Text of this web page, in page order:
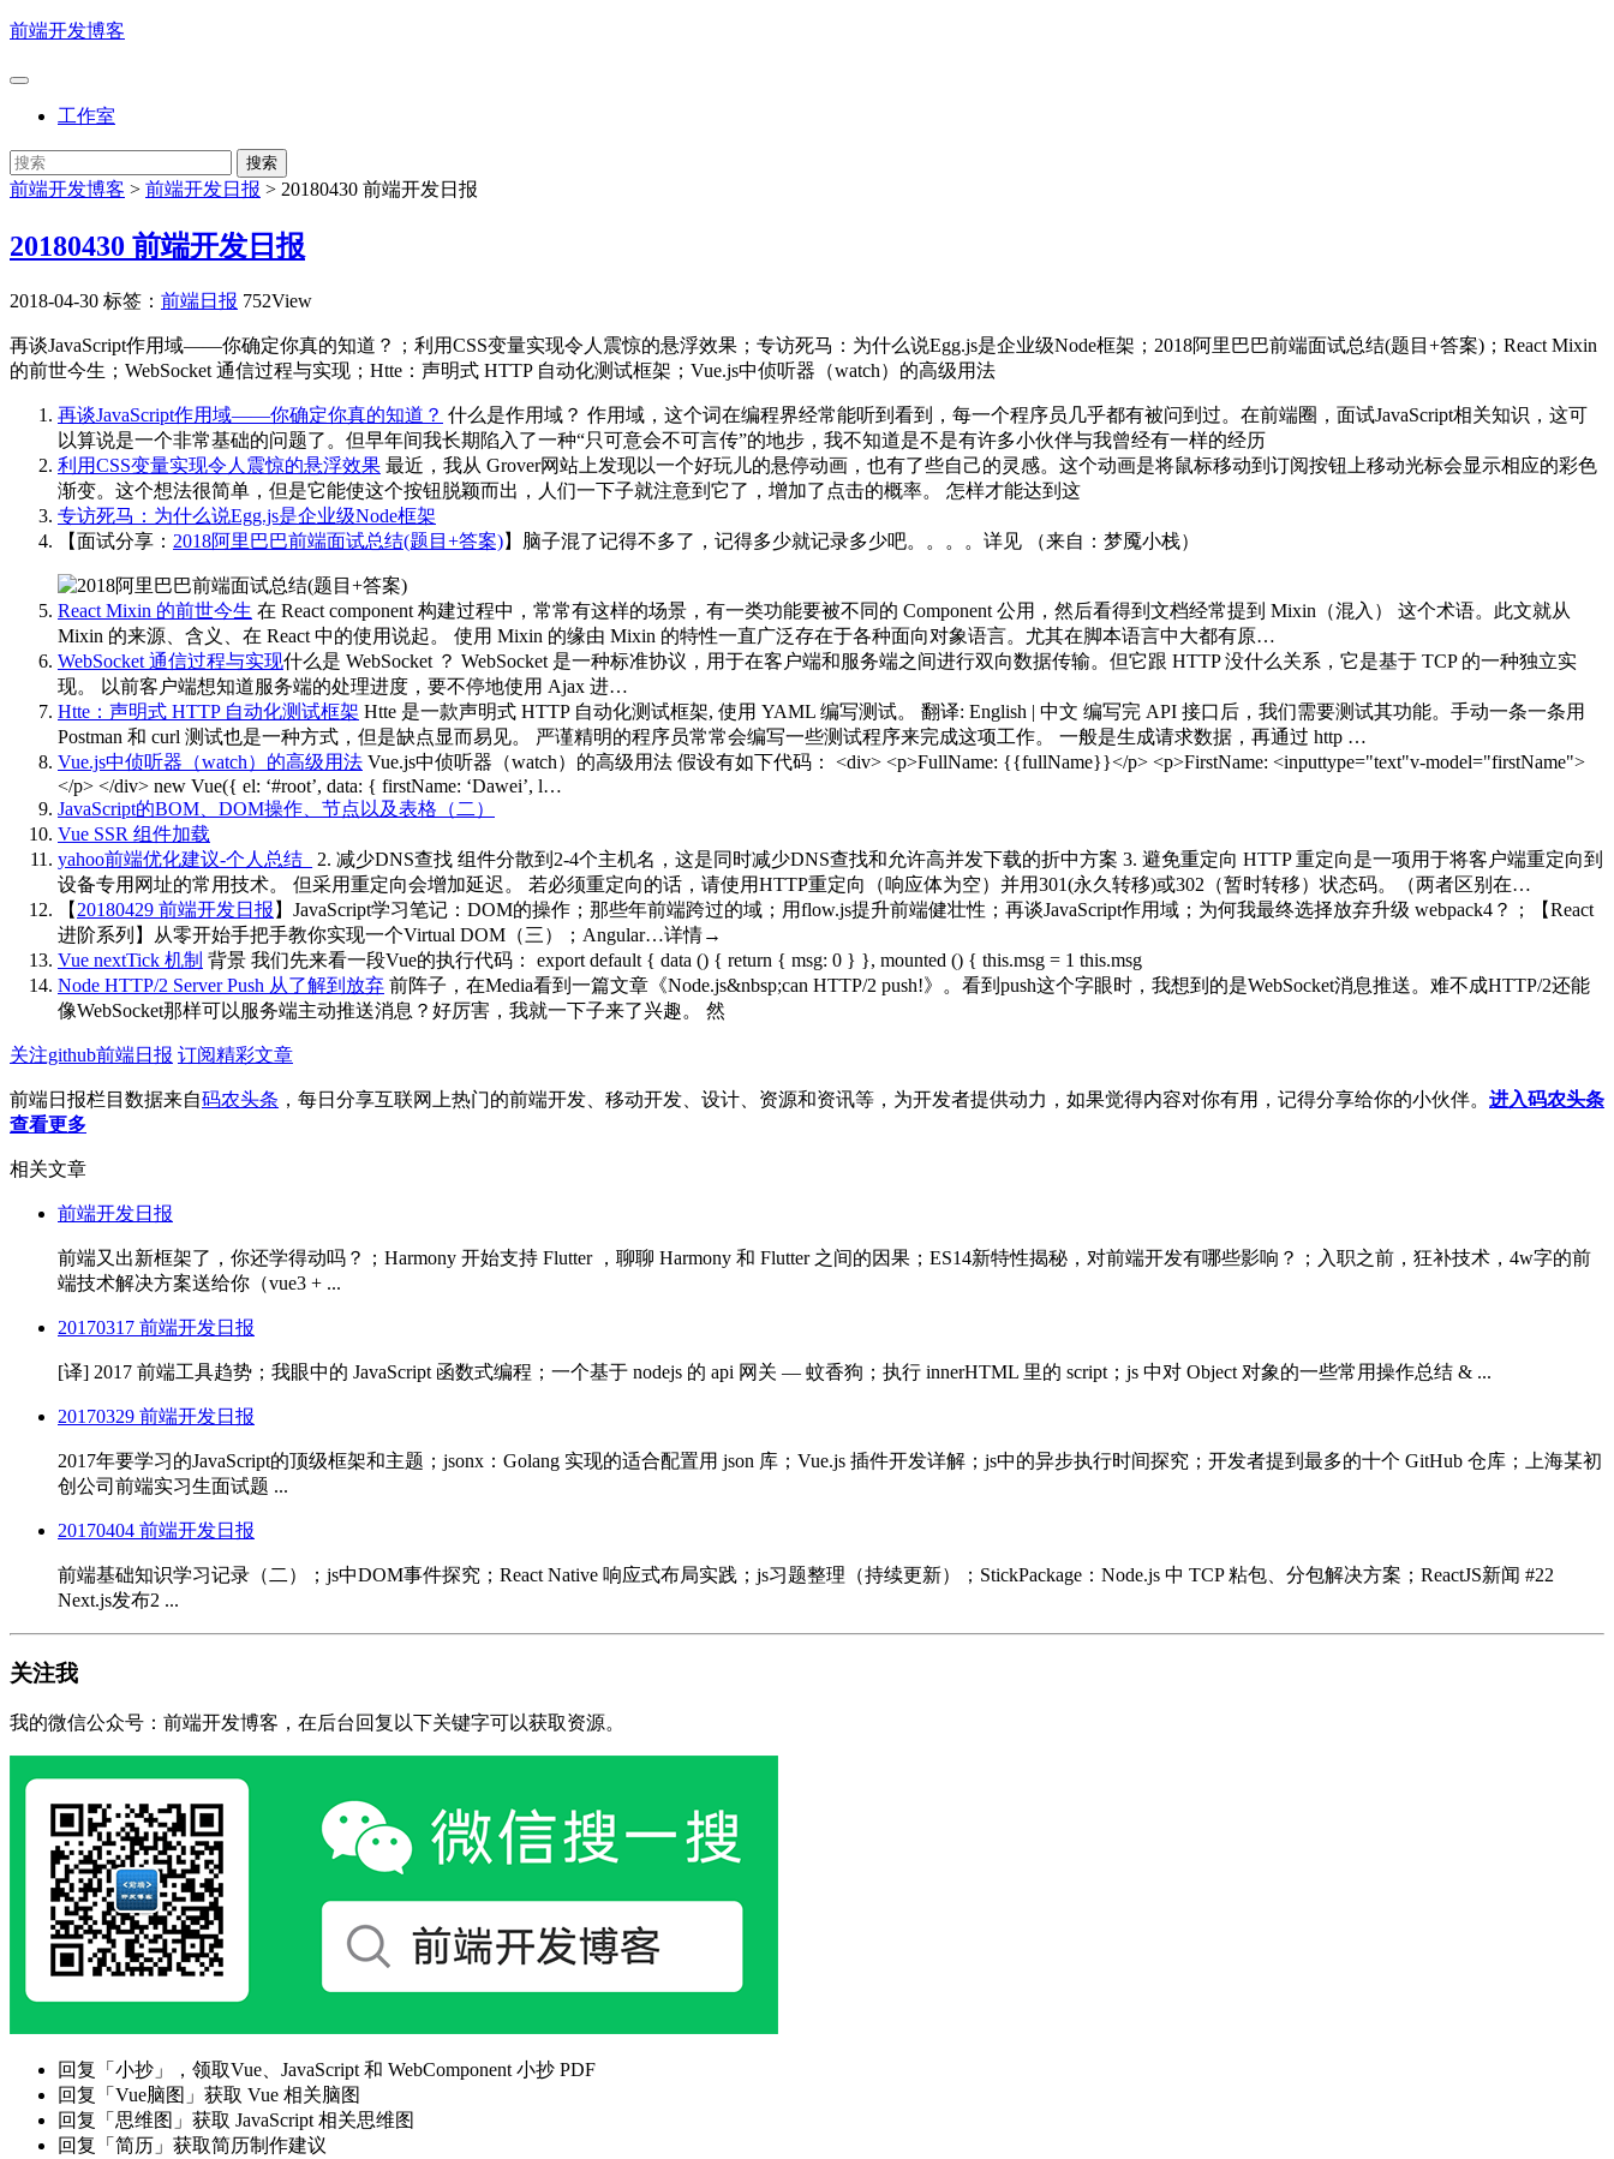
前端开发博客
工作室
前端开发博客 > 前端开发日报 > 20180430 前端开发日报
20180430 前端开发日报
2018-04-30 标签： 前端日报 752View
再谈JavaScript作用域——你确定你真的知道？；利用CSS变量实现令人震惊的悬浮效果；专访死马：为什么说Egg.js是企业级Node框架；2018阿里巴巴前端面试总结(题目+答案)；React Mixin
的前世今生；WebSocket 通信过程与实现；Htte：声明式 HTTP 自动化测试框架；Vue.js中侦听器（watch）的高级用法
再谈JavaScript作用域——你确定你真的知道？ 什么是作用域？ 作用域，这个词在编程界经常能听到看到，每一个程序员几乎都有被问到过。在前端圈，面试JavaScript相关知识，这可
以算说是一个非常基础的问题了。但早年间我长期陷入了一种“只可意会不可言传”的地步，我不知道是不是有许多小伙伴与我曾经有一样的经历
利用CSS变量实现令人震惊的悬浮效果 最近，我从 Grover网站上发现以一个好玩儿的悬停动画，也有了些自己的灵感。这个动画是将鼠标移动到订阅按钮上移动光标会显示相应的彩色
渐变。这个想法很简单，但是它能使这个按钮脱颖而出，人们一下子就注意到它了，增加了点击的概率。 怎样才能达到这
专访死马：为什么说Egg.js是企业级Node框架
【面试分享： 2018阿里巴巴前端面试总结(题目+答案)】脑子混了记得不多了，记得多少就记录多少吧。。。。详见 （来自：梦魇小栈） ​​​​
React Mixin 的前世今生 在 React component 构建过程中，常常有这样的场景，有一类功能要被不同的 Component 公用，然后看得到文档经常提到 Mixin（混入） 这个术语。此文就从
Mixin 的来源、含义、在 React 中的使用说起。 使用 Mixin 的缘由 Mixin 的特性一直广泛存在于各种面向对象语言。尤其在脚本语言中大都有原…
WebSocket 通信过程与实现什么是 WebSocket ？ WebSocket 是一种标准协议，用于在客户端和服务端之间进行双向数据传输。但它跟 HTTP 没什么关系，它是基于 TCP 的一种独立实
现。 以前客户端想知道服务端的处理进度，要不停地使用 Ajax 进…
Htte：声明式 HTTP 自动化测试框架 Htte 是一款声明式 HTTP 自动化测试框架, 使用 YAML 编写测试。 翻译: English | 中文 编写完 API 接口后，我们需要测试其功能。手动一条一条用
Postman 和 curl 测试也是一种方式，但是缺点显而易见。 严谨精明的程序员常常会编写一些测试程序来完成这项工作。 一般是生成请求数据，再通过 http …
Vue.js中侦听器（watch）的高级用法 Vue.js中侦听器（watch）的高级用法 假设有如下代码： <div> <p>FullName: {{fullName}}</p> <p>FirstName: <inputtype="text"v-model="firstName">
</p> </div> new Vue({ el: ‘#root’, data: { firstName: ‘Dawei’, l…
JavaScript的BOM、DOM操作、节点以及表格（二）
Vue SSR 组件加载
yahoo前端优化建议-个人总结_
2. 减少DNS查找 组件分散到2-4个主机名，这是同时减少DNS查找和允许高并发下载的折中方案 3. 避免重定向 HTTP 重定向是一项用于将客户端重定向到
设备专用网址的常用技术。 但采用重定向会增加延迟。 若必须重定向的话，请使用HTTP重定向（响应体为空）并用301(永久转移)或302（暂时转移）状态码。（两者区别在…
【 20180429 前端开发日报 】JavaScript学习笔记：DOM的操作；那些年前端跨过的域；用flow.js提升前端健壮性；再谈JavaScript作用域；为何我最终选择放弃升级 webpack4？；【React
进阶系列】从零开始手把手教你实现一个Virtual DOM（三）；Angular…详情→
Vue nextTick 机制 背景 我们先来看一段Vue的执行代码： export default { data () { return { msg: 0 } }, mounted () { this.msg = 1 this.msg
Node HTTP/2 Server Push 从了解到放弃 前阵子，在Media看到一篇文章《Node.js&nbsp;can HTTP/2 push!》。看到push这个字眼时，我想到的是WebSocket消息推送。难不成HTTP/2还能
像WebSocket那样可以服务端主动推送消息？好厉害，我就一下子来了兴趣。 然
关注github前端日报 订阅精彩文章
前端日报栏目数据来自码农头条 ，每日分享互联网上热门的前端开发、移动开发、设计、资源和资讯等，为开发者提供动力，如果觉得内容对你有用，记得分享给你的小伙伴。 进入码农头条
查看更多
相关文章
前端开发日报
前端又出新框架了，你还学得动吗？；Harmony 开始支持 Flutter ，聊聊 Harmony 和 Flutter 之间的因果；ES14新特性揭秘，对前端开发有哪些影响？；入职之前，狂补技术，4w字的前
端技术解决方案送给你（vue3 + ...
20170317 前端开发日报
[译] 2017 前端工具趋势；我眼中的 JavaScript 函数式编程；一个基于 nodejs 的 api 网关 — 蚊香狗；执行 innerHTML 里的 script；js 中对 Object 对象的一些常用操作总结 & ...
20170329 前端开发日报
2017年要学习的JavaScript的顶级框架和主题；jsonx：Golang 实现的适合配置用 json 库；Vue.js 插件开发详解；js中的异步执行时间探究；开发者提到最多的十个 GitHub 仓库；上海某初
创公司前端实习生面试题 ...
20170404 前端开发日报
前端基础知识学习记录（二）；js中DOM事件探究；React Native 响应式布局实践；js习题整理（持续更新）；StickPackage：Node.js 中 TCP 粘包、分包解决方案；ReactJS新闻 #22
Next.js发布2 ...
关注我
我的微信公众号：前端开发博客，在后台回复以下关键字可以获取资源。
回复「小抄」，领取Vue、JavaScript 和 WebComponent 小抄 PDF
回复「Vue脑图」获取 Vue 相关脑图
回复「思维图」获取 JavaScript 相关思维图
回复「简历」获取简历制作建议